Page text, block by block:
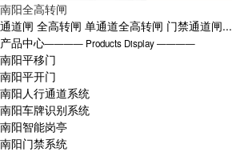
南阳全高转闸
通道闸 全高转闸 单通道全高转闸 门禁通道闸...
产品中心———— Products Display ————
南阳平移门
南阳平开门
南阳人行通道系统
南阳车牌识别系统
南阳智能岗亭
南阳门禁系统